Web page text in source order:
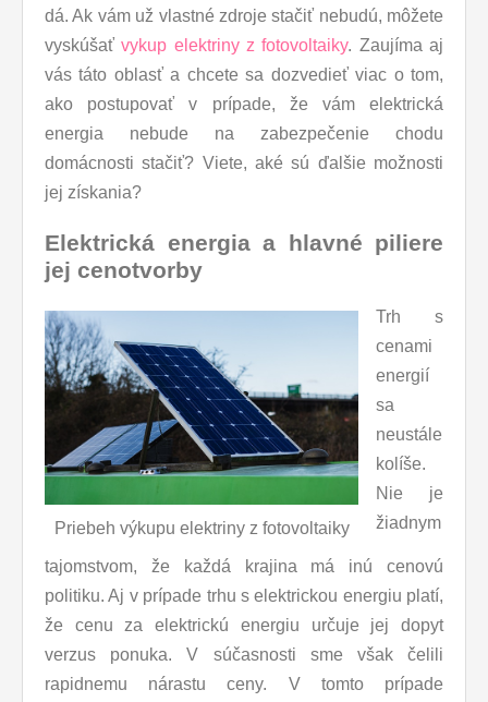
dá. Ak vám už vlastné zdroje stačiť nebudú, môžete
vyskúšaťvykup elektriny z fotovoltaiky. Zaujíma aj
vás táto oblasť a chcete sa dozvedieť viac o tom,
ako postupovať v prípade, že vám elektrická
energia nebude na zabezpečenie chodu
domácnosti stačiť? Viete, aké sú ďalšie možnosti
jej získania?
Elektrická energia a hlavné piliere
jej cenotvorby
Priebeh výkupu elektriny z fotovoltaiky
Trh s
cenami
energií
sa
neustále
kolíše.
Nie je
žiadnym
tajomstvom, že každá krajina má inú cenovú
politiku. Aj v prípade trhu s elektrickou energiu platí,
že cenu za elektrickú energiu určuje jej dopyt
verzus ponuka. V súčasnosti sme však čelili
rapidnemu nárastu ceny. V tomto prípade